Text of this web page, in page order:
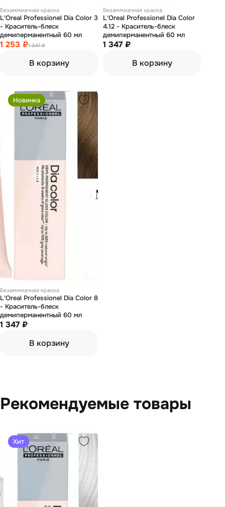
Безаммиачная краска
L'Oreal Professionel Dia Color 3
- Краситель-блеск
демиперманентный 60 мл
1 253 ₽1 347 ₽
В корзину
Безаммиачная краска
L'Oreal Professionel Dia Color
4.12 - Краситель-блеск
демиперманентный 60 мл
1 347 ₽
В корзину
Новинка
Безаммиачная краска
L'Oreal Professionel Dia Color 8
- Краситель-блеск
демиперманентный 60 мл
1 347 ₽
В корзину
Рекомендуемые товары
Хит